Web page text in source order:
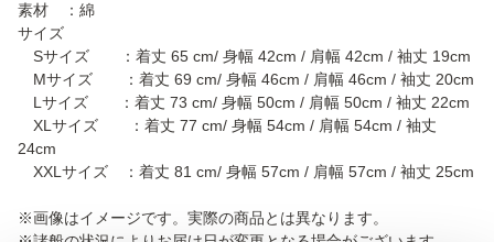
素材 ：綿
サイズ
Sサイズ ：着丈 65 cm/ 身幅 42cm / 肩幅 42cm / 袖丈 19cm
Mサイズ ：着丈 69 cm/ 身幅 46cm / 肩幅 46cm / 袖丈 20cm
Lサイズ ：着丈 73 cm/ 身幅 50cm / 肩幅 50cm / 袖丈 22cm
XLサイズ ：着丈 77 cm/ 身幅 54cm / 肩幅 54cm / 袖丈
24cm
XXLサイズ ：着丈 81 cm/ 身幅 57cm / 肩幅 57cm / 袖丈 25cm
※画像はイメージです。実際の商品とは異なります。